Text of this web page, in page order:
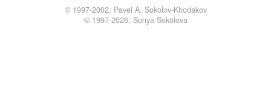
© 1997-2002, Pavel A. Sokolov-Khodakov
© 1997-2026, Sonya Sokolova